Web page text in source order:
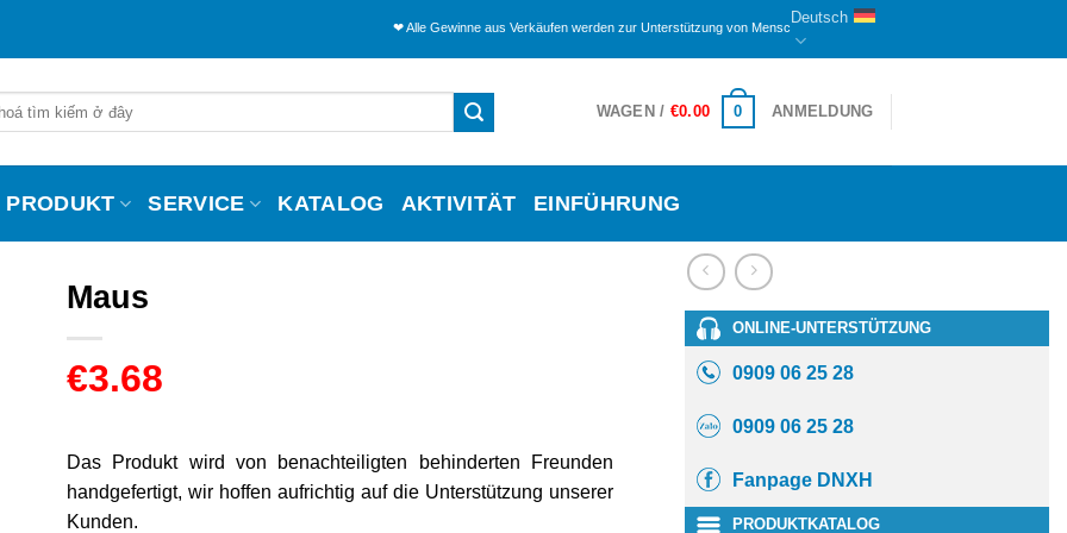
❤ Alle Gewinne aus Verkäufen werden zur Unterstützung von Menschen mit Behinderungen und Waisen hier zugewiesen.
Deutsch
WAGEN / €0.00 0 ANMELDUNG
PRODUKT SERVICE KATALOG AKTIVITÄT EINFÜHRUNG
Maus
€3.68
Das Produkt wird von benachteiligten behinderten Freunden
handgefertigt, wir hoffen aufrichtig auf die Unterstützung unserer
Kunden.
ONLINE-UNTERSTÜTZUNG
0909 06 25 28
0909 06 25 28
Fanpage DNXH
PRODUKTKATALOG